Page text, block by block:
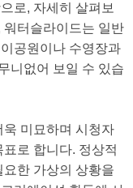
로, 자세히 살펴보
워터슬라이드는 일반
공원이나 수영장과
니없어 보일 수 있습
미묘하며 시청자
로 합니다. 정상적
한 가상의 상황을